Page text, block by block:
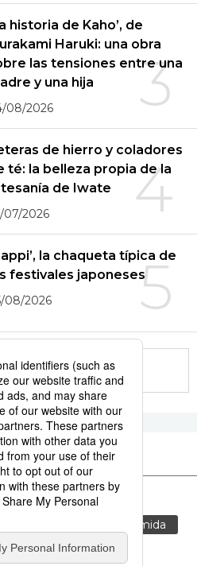
3
historia de Kaho’, de
Haruki: una obra
las tensiones entre una
y una hija
08/2026
4
de hierro y coladores
té: la belleza propia de la
de Iwate
07/2026
5
la chaqueta típica de
festivales japoneses
08/2026
series
gastronomía
comida
modales